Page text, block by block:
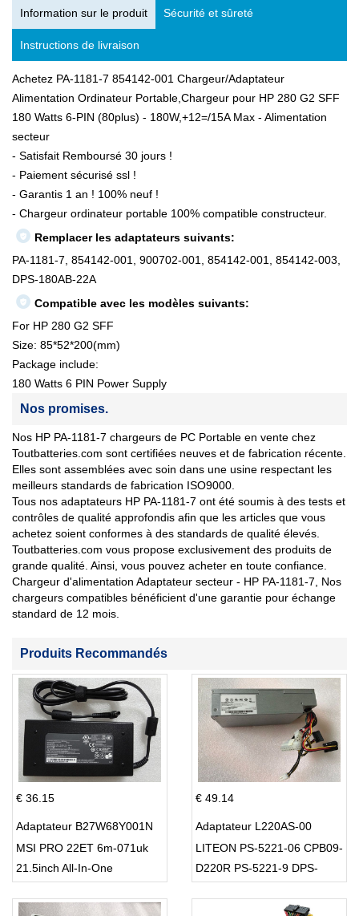
Information sur le produit Sécurité et sûreté
Instructions de livraison
Achetez PA-1181-7 854142-001 Chargeur/Adaptateur
Alimentation Ordinateur Portable,Chargeur pour HP 280 G2 SFF
180 Watts 6-PIN (80plus) - 180W,+12=/15A Max - Alimentation
secteur
- Satisfait Remboursé 30 jours !
- Paiement sécurisé ssl !
- Garantis 1 an ! 100% neuf !
- Chargeur ordinateur portable 100% compatible constructeur.
Remplacer les adaptateurs suivants:
PA-1181-7, 854142-001, 900702-001, 854142-001, 854142-003,
DPS-180AB-22A
Compatible avec les modèles suivants:
For HP 280 G2 SFF
Size: 85*52*200(mm)
Package include:
180 Watts 6 PIN Power Supply
Nos promises.
Nos HP PA-1181-7 chargeurs de PC Portable en vente chez
Toutbatteries.com sont certifiées neuves et de fabrication récente.
Elles sont assemblées avec soin dans une usine respectant les
meilleurs standards de fabrication ISO9000.
Tous nos adaptateurs HP PA-1181-7 ont été soumis à des tests et
contrôles de qualité approfondis afin que les articles que vous
achetez soient conformes à des standards de qualité élevés.
Toutbatteries.com vous propose exclusivement des produits de
grande qualité. Ainsi, vous pouvez acheter en toute confiance.
Chargeur d'alimentation Adaptateur secteur - HP PA-1181-7, Nos
chargeurs compatibles bénéficient d'une garantie pour échange
standard de 12 mois.
Produits Recommandés
€ 36.15
Adaptateur B27W68Y001N
MSI PRO 22ET 6m-071uk
21.5inch All-In-One
€ 49.14
Adaptateur L220AS-00
LITEON PS-5221-06 CPB09-
D220R PS-5221-9 DPS-